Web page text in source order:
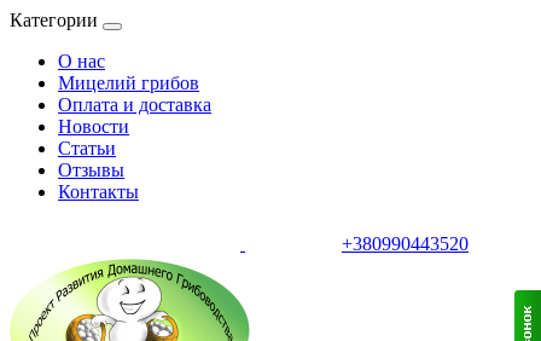
Категории
О нас
Мицелий грибов
Оплата и доставка
Новости
Статьи
Отзывы
Контакты
+380990443520